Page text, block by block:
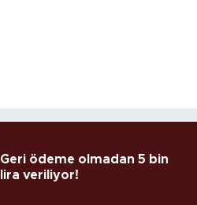
Geri ödeme olmadan 5 bin
lira veriliyor!